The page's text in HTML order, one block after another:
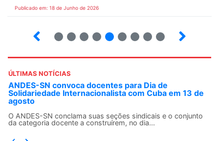
Publicado em: 18 de Junho de 2026
ÚLTIMAS NOTÍCIAS
ANDES-SN convoca docentes para Dia de
Solidariedade Internacionalista com Cuba em 13 de
agosto
O ANDES-SN conclama suas seções sindicais e o conjunto
da categoria docente a construírem, no dia...